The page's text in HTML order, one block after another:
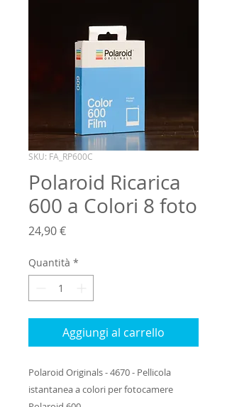
SKU: FA_RP600C
Polaroid Ricarica
600 a Colori 8 foto
24,90 €Prezzo
Quantità *
Aggiungi al carrello
Polaroid Originals - 4670 - Pellicola
istantanea a colori per fotocamere